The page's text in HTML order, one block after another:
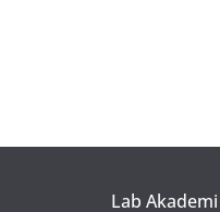
Lab Akademi